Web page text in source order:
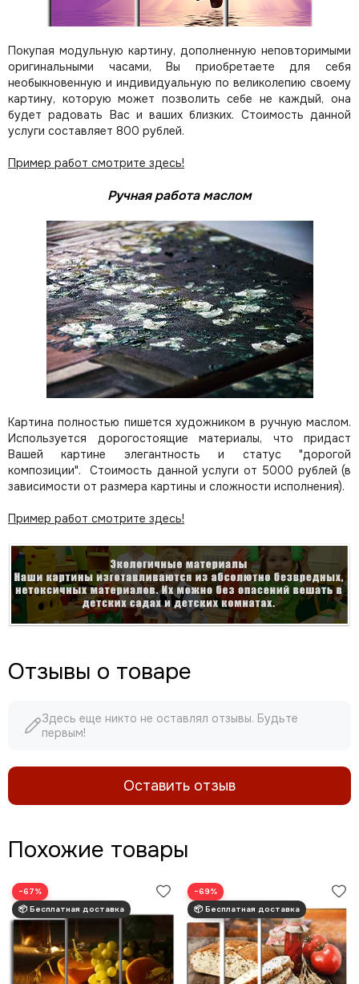
Покупая модульную картину, дополненную неповторимыми
оригинальными часами, Вы приобретаете для себя
необыкновенную и индивидуальную по великолепию своему
картину, которую может позволить себе не каждый, она
будет радовать Вас и ваших близких. Стоимость данной
услуги составляет 800 рублей.
Пример работ смотрите здесь!
Ручная работа маслом
Картина полностью пишется художником в ручную маслом.
Используется дорогостоящие материалы, что придаст
Вашей картине элегантность и статус "дорогой
композиции". Стоимость данной услуги от 5000 рублей (в
зависимости от размера картины и сложности исполнения).
Пример работ смотрите здесь!
Отзывы о товаре
Здесь еще никто не оставлял отзывы. Будьте
первым!
Оставить отзыв
Похожие товары
−67% −69%